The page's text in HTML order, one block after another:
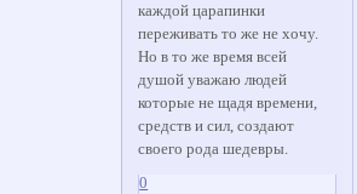
каждой царапинки
переживать то же не хочу.
Но в то же время всей
душой уважаю людей
которые не щадя времени,
средств и сил, создают
своего рода шедевры.
0